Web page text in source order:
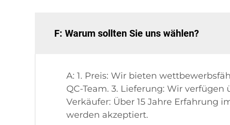
F: Warum sollten Sie uns wählen?
A: 1. Preis: Wir bieten
QC-Team. 3. Lieferung: Wir
Verkäufer: Über 15 Jahre Erfahrung
werden akzeptiert.